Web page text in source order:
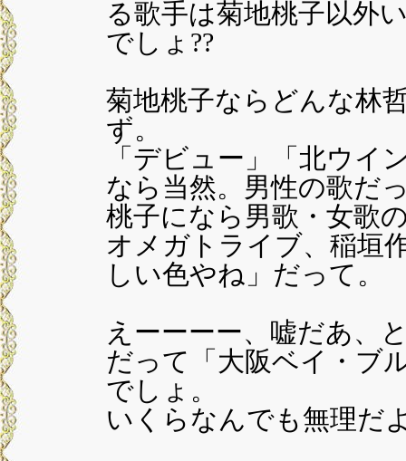
る歌手は菊地桃子以外
でしょ??
菊地桃子ならどんな林
ず。
「デビュー」「北ウイ
なら当然。男性の歌だ
桃子になら男歌・女歌
オメガトライブ、稲垣
しい色やね」だって。
えーーーー、嘘だあ、
だって「大阪ベイ・ブ
でしょ。
いくらなんでも無理だ